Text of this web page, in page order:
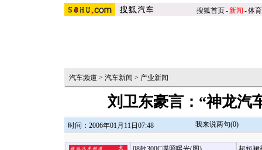
搜狐首页-新闻 -体育
汽车频道 > 汽车新闻 > 产业新闻
刘卫东豪言：“神龙汽
时间：2006年01月11日07:48 我来说两句(0)